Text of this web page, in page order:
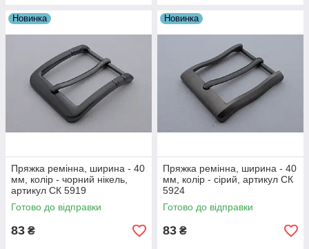
Новинка
Пряжка ремінна, ширина - 40
мм, колір - чорний нікель,
артикул СК 5919
Готово до відправки
83 ₴
Новинка
Пряжка ремінна, ширина - 40
мм, колір - сірий, артикул СК
5924
Готово до відправки
83 ₴